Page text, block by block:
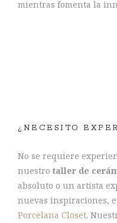
mientras fomenta la
¿NECESITO
No se requiere
nuestro taller de
absoluto o un artista
nuevas inspiraciones,
Porcelana Closet.